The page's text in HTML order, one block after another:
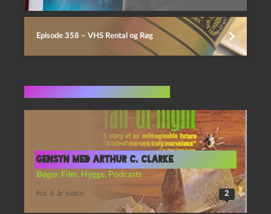
Episode 358 – VHS Rental og Røg
Gensyn med Arthur C. Clarke
Bøger, Film, Hygge, Podcasts
For 6 år siden 2